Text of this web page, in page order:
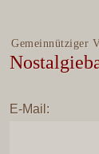
Gemeinnütziger
E-Mail: